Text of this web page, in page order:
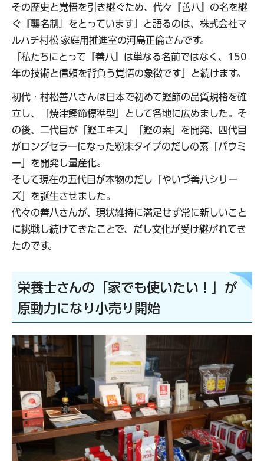
その歴史と覚悟を引き継ぐため、代々『善八』の名を継
ぐ『襲名制』をとっています」と語るのは、株式会社マ
ルハチ村松 家庭用推進室の河島正倫さんです。
「私たちにとって『善八』は単なる名前ではなく、150
年の技術と信頼を背負う覚悟の象徴です」と続けます。
初代・村松善八さんは日本で初めて鰹節の品質規格を確
立し、「焼津鰹節標準型」として各地に広めました。そ
の後、二代目が「鰹エキス」「鰹の素」を開発、四代目
がロングセラーになった粉末タイプのだしの素「パウミ
ー」を開発し量産化。
そして現在の五代目が本物のだし「やいづ善八シリー
ズ」を誕生させました。
代々の善八さんが、現状維持に満足せず常に新しいこと
に挑戦し続けてきたことで、だし文化が受け継がれてき
たのです。
栄養士さんの「家でも使いたい！」が
原動力になり小売り開始